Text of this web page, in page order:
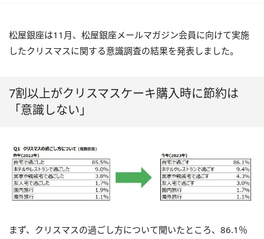
松屋銀座は11月、松屋銀座メールマガジン会員に向けて実施
したクリスマスに関する意識調査の結果を発表しました。
7割以上がクリスマスケーキ購入時に節約は
「意識しない」
まず、クリスマスの過ごし方について聞いたところ、86.1％